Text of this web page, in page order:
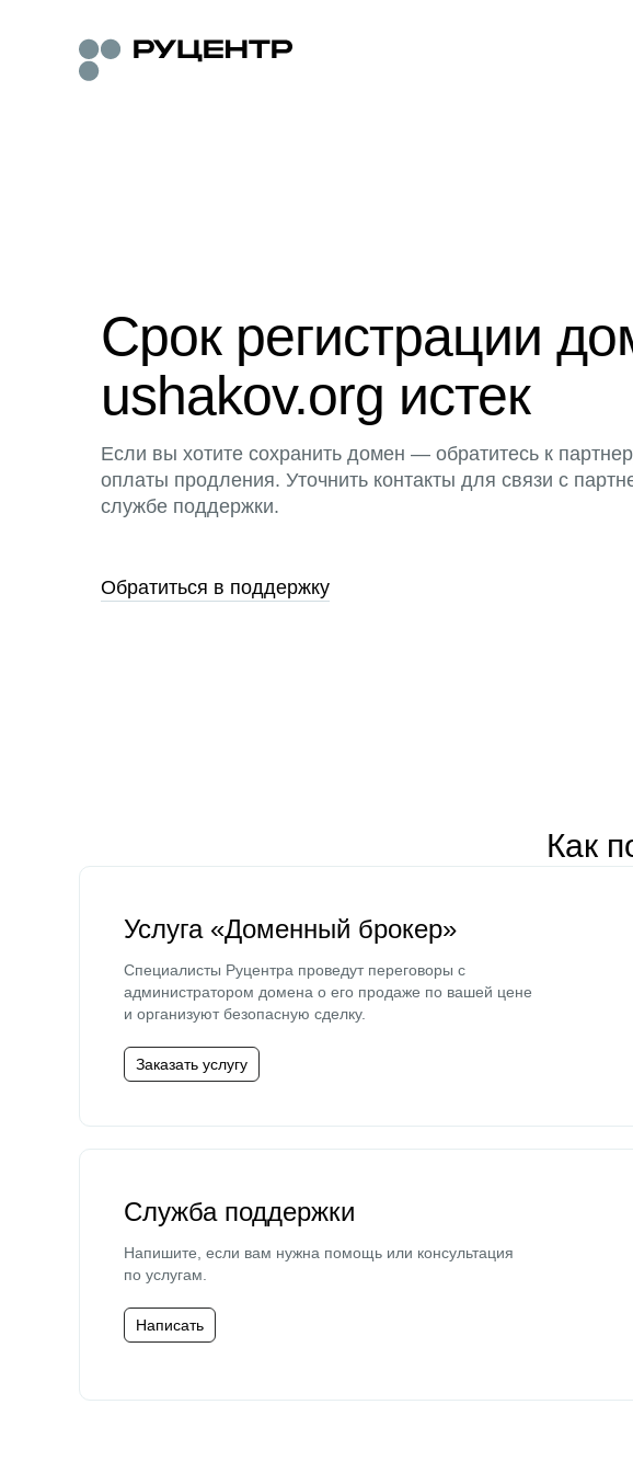
Срок регистрации
ushakov.org истек
Если вы хотите сохранить домен — обратитесь к
оплаты продления. Уточнить контакты для связи с
службе поддержки.
Обратиться в поддержку
Как
Услуга «Доменный брокер»
Специалисты Руцентра проведут переговоры с
администратором домена о его продаже по вашей цене
и организуют безопасную сделку.
Заказать услугу
Служба поддержки
Напишите, если вам нужна помощь или консультация
по услугам.
Написать